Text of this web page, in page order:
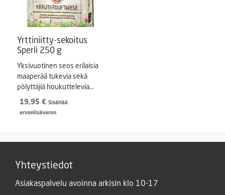
Yrttiniitty-sekoitus
Sperli 250 g
Yksivuotinen seos erilaisia
maaperää tukevia sekä
pölyttäjiä houkuttelevia
kasveja
19,95 € Sisältää
arvonlisäveron
Yhteystiedot
Asiakaspalvelu avoinna arkisin klo 10-17